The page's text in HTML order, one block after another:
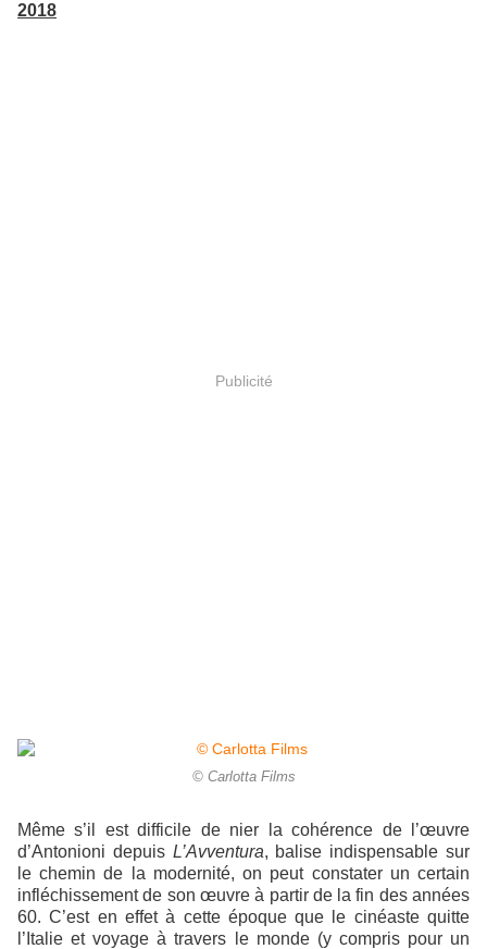
2018
Publicité
© Carlotta Films
Même s’il est difficile de nier la cohérence de l’œuvre
d’Antonioni depuis L’Avventura, balise indispensable sur
le chemin de la modernité, on peut constater un certain
infléchissement de son œuvre à partir de la fin des années
60. C’est en effet à cette époque que le cinéaste quitte
l’Italie et voyage à travers le monde (y compris pour un